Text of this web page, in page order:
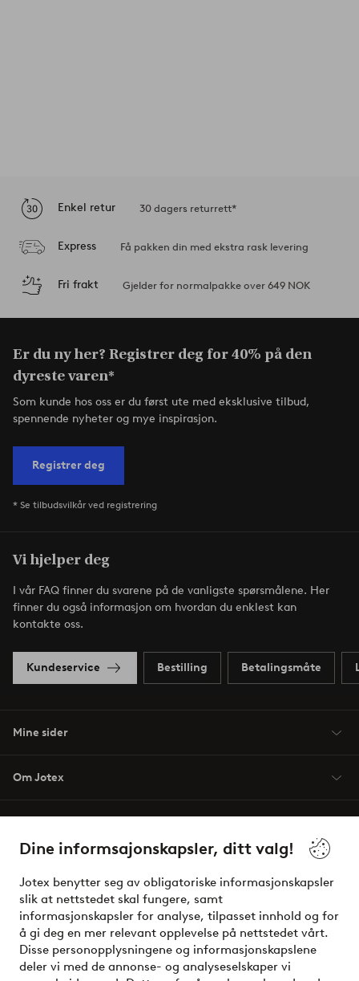
Dine informsajonskapsler, ditt valg!
Jotex benytter seg av obligatoriske informasjonskapsler
slik at nettstedet skal fungere, samt
informasjonskapsler for analyse, tilpasset innhold og for
å gi deg en mer relevant opplevelse på nettstedet vårt.
Disse personopplysningene og informasjonskapslene
deler vi med de annonse- og analyseselskaper vi
Enkel retur 30 dagers returrett*
Express Få pakken din med ekstra rask levering
Fri frakt Gjelder for normalpakke over 649 NOK
Er du ny her? Registrer deg for 40% på den
dyreste varen*
Som kunde hos oss er du først ute med eksklusive tilbud,
spennende nyheter og mye inspirasjon.
Registrer deg
* Se tilbudsvilkår ved registrering
Vi hjelper deg
I vår FAQ finner du svarene på de vanligste spørsmålene. Her
finner du også informasjon om hvordan du enklest kan
kontakte oss.
Kundeservice Bestilling Betalingsmåte
Mine sider
Om Jotex
Venner